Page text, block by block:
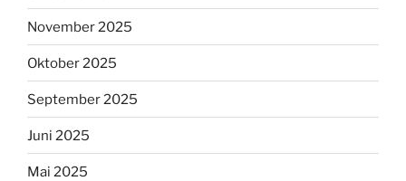
November 2025
Oktober 2025
September 2025
Juni 2025
Mai 2025